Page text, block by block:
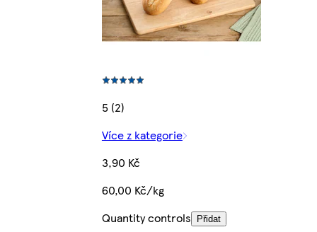
5 (2)
Více z kategorie
3,90 Kč
60,00 Kč/kg
Quantity controls
Přidat